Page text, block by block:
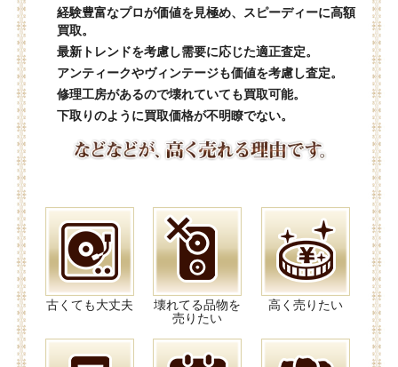
経験豊富なプロが価値を見極め、スピーディーに高額
買取。
最新トレンドを考慮し需要に応じた適正査定。
アンティークやヴィンテージも価値を考慮し査定。
修理工房があるので壊れていても買取可能。
下取りのように買取価格が不明瞭でない。
古くても大丈夫
壊れてる品物を
売りたい
高く売りたい